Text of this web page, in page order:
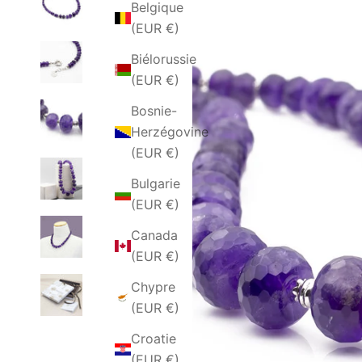
Belgique
(EUR €)
Biélorussie
(EUR €)
Bosnie-
Herzégovine
(EUR €)
Bulgarie
(EUR €)
Canada
(EUR €)
Chypre
(EUR €)
Croatie